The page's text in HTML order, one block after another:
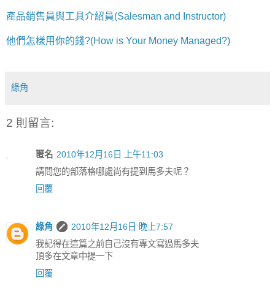
產品銷售員與工具介紹員(Salesman and Instructor)
他們怎樣用你的錢?(How is Your Money Managed?)
綠角
2 則留言:
匿名 2010年12月16日 上午11:03
請問您的部落格哪處尚有提到馬多夫呢？
回覆
綠角
2010年12月16日 晚上7:57
我記得在這篇之前自己沒有專文寫過馬多夫
頂多在文章中提一下
回覆